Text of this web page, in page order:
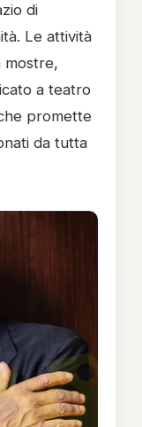
di
Le attività
mostre,
a teatro
promette
da tutta